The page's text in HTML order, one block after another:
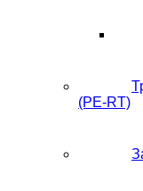
(PE-RT)